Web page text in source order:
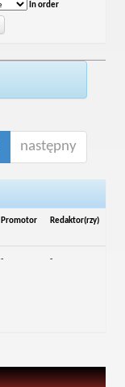
In order
następny
Promotor Redaktor(rzy)
- -